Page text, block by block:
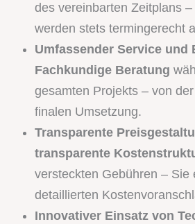
des vereinbarten Zeitplans
werden stets termingerecht
Umfassender Service und
Fachkundige Beratung
gesamten Projekts – von
finalen Umsetzung.
Transparente
transparente
versteckten Gebühren – Sie
detaillierten
Innovativer Einsatz von